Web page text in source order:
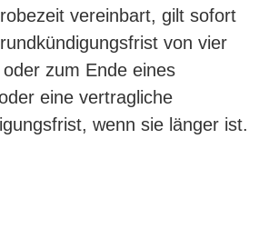
vereinbart, gilt sofort
von vier
zum Ende eines
eine vertragliche
wenn sie länger ist.